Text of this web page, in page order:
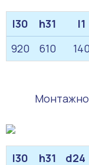
l30 h31 l1
920
610 140
l30 h31 d24